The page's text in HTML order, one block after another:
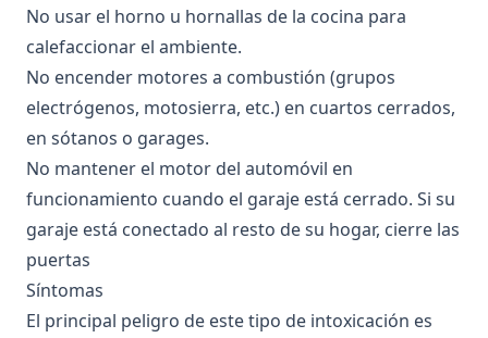
No usar el horno u hornallas de la cocina para
calefaccionar el ambiente.
No encender motores a combustión (grupos
electrógenos, motosierra, etc.) en cuartos cerrados,
en sótanos o garages.
No mantener el motor del automóvil en
funcionamiento cuando el garaje está cerrado. Si su
garaje está conectado al resto de su hogar, cierre las
puertas
Síntomas
El principal peligro de este tipo de intoxicación es